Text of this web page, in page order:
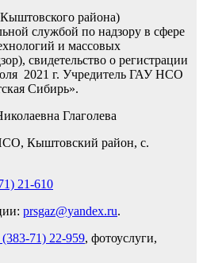
района)
службой по надзору в сфере
и массовых
свидетельство о регистрации
2021 г. Учредитель ГАУ НСО
Сибирь».
Глаголева
Кыштовский район, с.
21-610
prsgaz@yandex.ru.
(383-71) 22-959, фотоуслуги,